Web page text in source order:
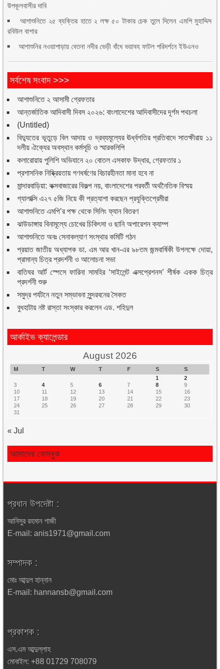
উপকূলবাসীর দাবি
আশাশুনিতে ২৫ ব্যক্তির হাতে ২ লক্ষ ৫০ টাকার চেক তুলে দিলেন এমপি মুহাদ্দিস
রবিউল বাশার
আশাশুনির নওয়াপাড়ায় বেতনা নদীর ভেড়ী বাঁধে ভয়াবহ ফাটল পরিদর্শনে ইউএনও
সর্বশেষ সংবাদ >>>
আশাশুনিতে ২ আসামী গ্রেফতার
আন্তর্জাতিক আদিবাসী দিবস ২০২৬: বাংলাদেশের আদিবাসীদের দূর্গম পথচলা
(Untitled)
বিদ্যুতের ভূতুড়ে বিল আদায় ও দ্রব্যমূল্যের ঊর্ধ্বগতির প্রতিবাদে সাতক্ষীরায় ১১
দলীয় ঐক্যের অবস্থান কর্মসূচি ও স্মারকলিপি
কলারোয়ায় পুলিশি অভিযানে ২০ বোতল এসকাফ উদ্ধার, গ্রেফতার ১
প্রশাসনিক নিষ্ক্রিয়তায় গণধর্ষণের বিচারহীনতা মানা হবে না
মান্দারবাড়িয়া: কক্সবাজারের বিকল্প নয়, বাংলাদেশের পরবর্তী অর্থনৈতিক বিস্ময়
গ্যালাক্সি এ২৭ ৫জি নিয়ে কী প্রত্যাশা করছেন প্রযুক্তিপ্রেমীরা
আশাশুনিতে এমপি’র পক্ষ থেকে সিলিং ফ্যান বিতরণ
ঝাউডাঙ্গায় বিনামূল্যে চোখের চিকিৎসা ও ছানি অপারেশন ক্যাম্প
আশাশুনিতে অবঃ সেনাকল্যাণ সংস্থার কমিটি গঠন
প্রয়াত জাতীয় অধ্যাপক ডা. এম আর খান-এর ৯৮তম জন্মবার্ষিকী উপলক্ষে দোয়া,
প্রামান্য চিত্র প্রদর্শনী ও আলোচনা সভা
বাতিঘর আর্ট স্পেসে ফারিনা সামহির ‘সাইলেন্ট এক্সপ্রেশনস’ শীর্ষক একক চিত্র
প্রদর্শনী শুরু
সমুদ্র পর্যটনে নতুন সম্ভাবনা সুন্দরবনের সৈকত
বুধহাটায় নষ্ট রাস্তা সংস্কার করলেন এড. শহিদুল
আর্কাইভ ক্যালেন্ডার
August 2026
M T W T F S
S
1
2
3
4 5 6 7 8
9
10
11 12 13 14 15
16
17
18 19 20 21 22
23
24
25 26 27 28 29
30
31
« Jul
আমাদের ফেসবুক
প্রধান উপদেষ্টা :
আনিসুর রহমান গাজী
E-mail: anis1971@gmail.com
সম্পাদক :
মোঃ আব্দুল হান্নান
E-mail: hannansb@gmail.com
প্রকাশক :
এস.এম আব্দুল্লাহ
মোবাইল: +88 01729 708079